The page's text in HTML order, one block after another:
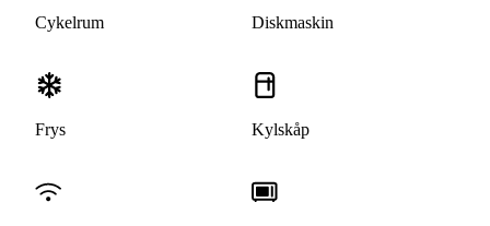
Cykelrum Diskmaskin
Frys Kylskåp